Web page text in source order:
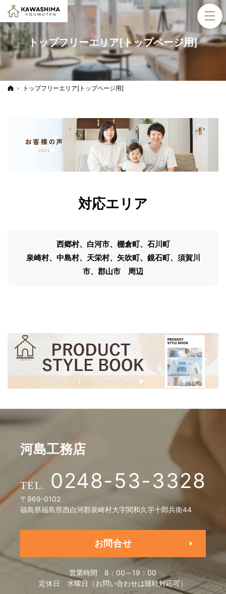
トップフリーエリア[トップページ用]
ホーム
トップフリーエリア[トップページ用]
対応エリア
西郷村、白河市、棚倉町、石川町
泉崎村、中島村、天栄村、矢吹町、鏡石町、須賀川
市、郡山市 周辺
河島工務店
0248-53-3328
〒969-0102
福島県福島県西白河郡泉崎村大字関和久字十郎兵衛44
お問合せ
営業時間 8：00～19：00
定休日 水曜日（お問い合わせは随時対応可）